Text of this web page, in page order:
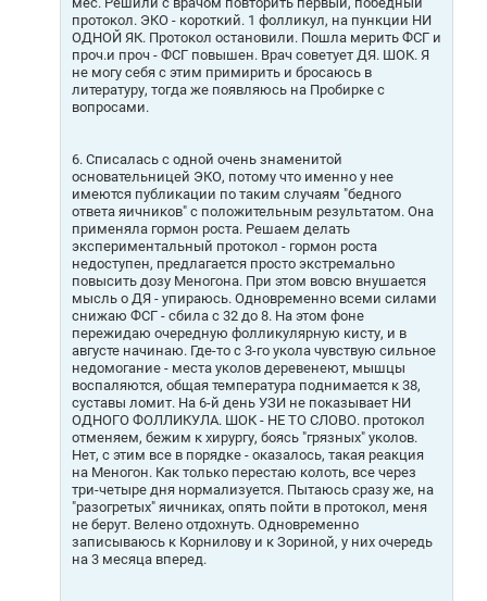
протокол. ЭКО - короткий. 1 фолликул, на пункции НИ
ОДНОЙ ЯК. Протокол остановили. Пошла мерить ФСГ и
проч.и проч - ФСГ повышен. Врач советует ДЯ. ШОК. Я
не могу себя с этим примирить и бросаюсь в
литературу, тогда же появляюсь на Пробирке с
вопросами.
6. Списалась с одной очень знаменитой
основательницей ЭКО, потому что именно у нее
имеются публикации по таким случаям "бедного
ответа яичников" с положительным результатом. Она
применяла гормон роста. Решаем делать
экспериментальный протокол - гормон роста
недоступен, предлагается просто экстремально
повысить дозу Меногона. При этом вовсю внушается
мысль о ДЯ - упираюсь. Одновременно всеми силами
снижаю ФСГ - сбила с 32 до 8. На этом фоне
пережидаю очередную фолликулярную кисту, и в
августе начинаю. Где-то с 3-го укола чувствую сильное
недомогание - места уколов деревенеют, мышцы
воспаляются, общая температура поднимается к 38,
суставы ломит. На 6-й день УЗИ не показывает НИ
ОДНОГО ФОЛЛИКУЛА. ШОК - НЕ ТО СЛОВО. протокол
отменяем, бежим к хирургу, боясь "грязных" уколов.
Нет, с этим все в порядке - оказалось, такая реакция
на Меногон. Как только перестаю колоть, все через
три-четыре дня нормализуется. Пытаюсь сразу же, на
"разогретых" яичниках, опять пойти в протокол, меня
не берут. Велено отдохнуть. Одновременно
записываюсь к Корнилову и к Зориной, у них очередь
на 3 месяца вперед.